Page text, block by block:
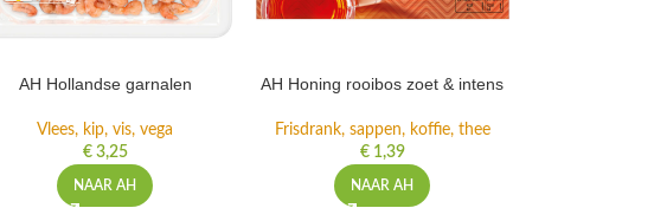
AH Hollandse garnalen
Vlees, kip, vis, vega
€3,25
NAAR AH
AH Honing rooibos zoet & intens
Frisdrank, sappen, koffie, thee
€1,39
NAAR AH